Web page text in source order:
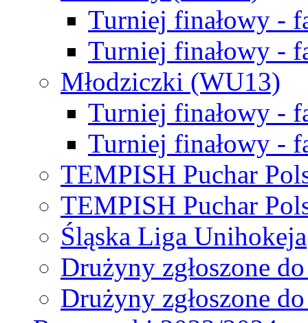
Turniej finałowy -
Turniej finałowy -
Młodziczki (WU13)
Turniej finałowy -
Turniej finałowy -
TEMPISH Puchar
TEMPISH Puchar
Śląska Liga Unihokeja
Drużyny zgłoszone
Drużyny zgłoszone